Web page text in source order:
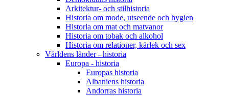
Arkitektur- och stilhistoria
Historia om mode, utseende och hygien
Historia om mat och matvanor
Historia om tobak och alkohol
Historia om relationer, kärlek och sex
Världens länder - historia
Europa - historia
Europas historia
Albaniens historia
Andorras historia